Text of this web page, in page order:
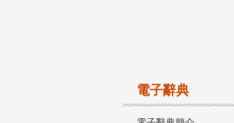
電子辭典